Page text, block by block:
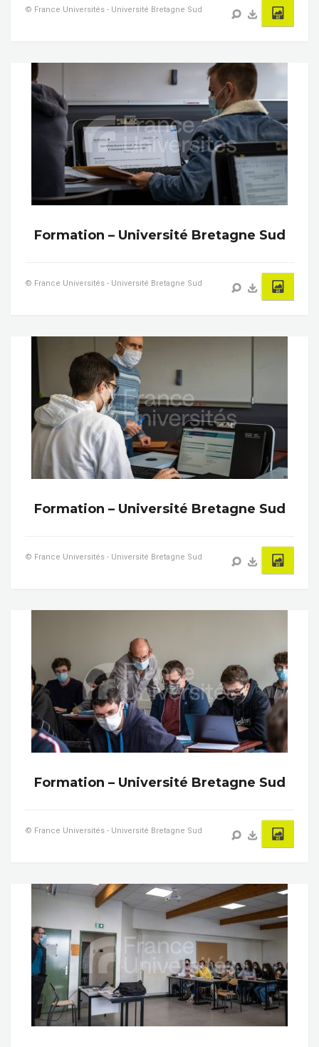
© France Universités - Université Bretagne Sud
Formation – Université Bretagne Sud
© France Universités - Université Bretagne Sud
Formation – Université Bretagne Sud
© France Universités - Université Bretagne Sud
Formation – Université Bretagne Sud
© France Universités - Université Bretagne Sud